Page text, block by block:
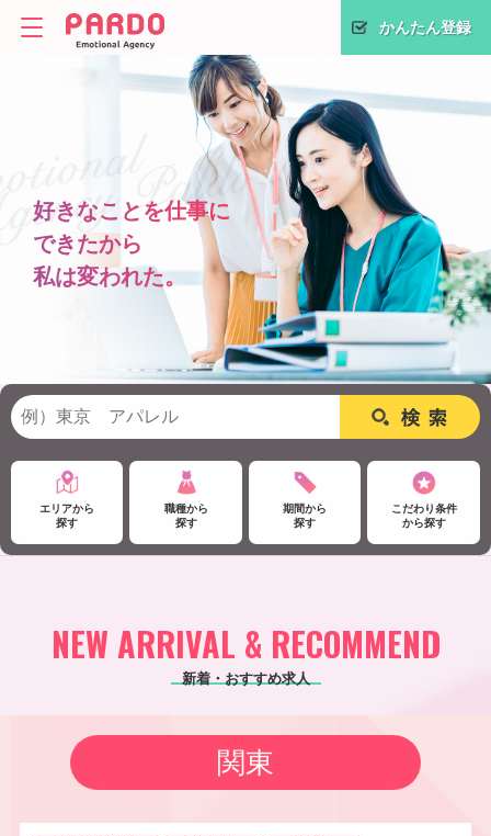
かんたん登録
好きなことを仕事に
できたから
私は変われた。
エリアから
探す
職種から
探す
期間から
探す
こだわり条件
から探す
NEW ARRIVAL & RECOMMEND
新着・おすすめ求人
関東